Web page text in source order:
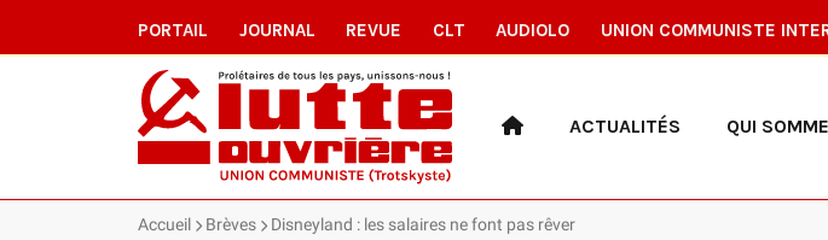
PORTAIL JOURNAL REVUE CLT AUDIOLO UNION COMMUNISTE
ACTUALITÉS QUI
Accueil Brèves Disneyland : les salaires ne font pas rêver